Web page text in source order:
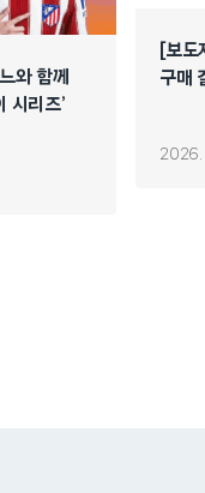
와 함께
시리즈’
[보
구매
2026.